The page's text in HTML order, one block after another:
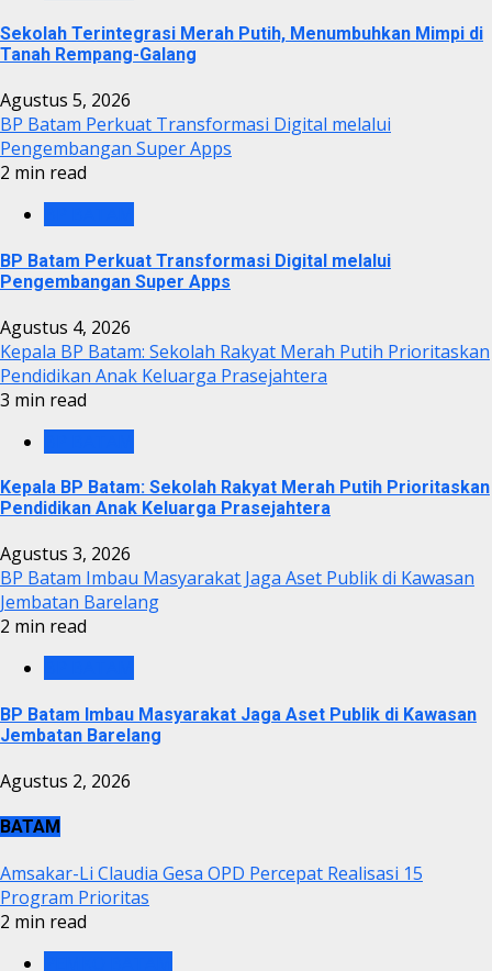
Sekolah Terintegrasi Merah Putih, Menumbuhkan Mimpi di
Tanah Rempang-Galang
Agustus 5, 2026
BP Batam Perkuat Transformasi Digital melalui
Pengembangan Super Apps
2 min read
BP Batam Perkuat Transformasi Digital melalui
Pengembangan Super Apps
Agustus 4, 2026
Kepala BP Batam: Sekolah Rakyat Merah Putih Prioritaskan
Pendidikan Anak Keluarga Prasejahtera
3 min read
Kepala BP Batam: Sekolah Rakyat Merah Putih Prioritaskan
Pendidikan Anak Keluarga Prasejahtera
Agustus 3, 2026
BP Batam Imbau Masyarakat Jaga Aset Publik di Kawasan
Jembatan Barelang
2 min read
BP Batam Imbau Masyarakat Jaga Aset Publik di Kawasan
Jembatan Barelang
Agustus 2, 2026
BATAM
Amsakar-Li Claudia Gesa OPD Percepat Realisasi 15
Program Prioritas
2 min read